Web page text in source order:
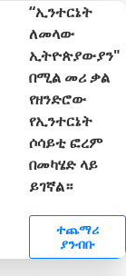
“ኢንተርኔት
ለመላው
ኢትዮጵያውያን"
በሚል መሪ ቃል
የዘንድሮው
የኢንተርኔት
ሶሳይቲ ፎረም
በመካሄድ ላይ
ይገኛል።
ተጨማሪ
ያንብቡ